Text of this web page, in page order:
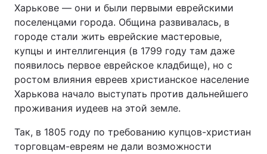
Харькове — они и были первыми еврейскими
поселенцами города. Община развивалась, в
городе стали жить еврейские мастеровые,
купцы и интеллигенция (в 1799 году там даже
появилось первое еврейское кладбище), но с
ростом влияния евреев христианское население
Харькова начало выступать против дальнейшего
проживания иудеев на этой земле.
Так, в 1805 году по требованию купцов-христиан
торговцам-евреям не дали возможности